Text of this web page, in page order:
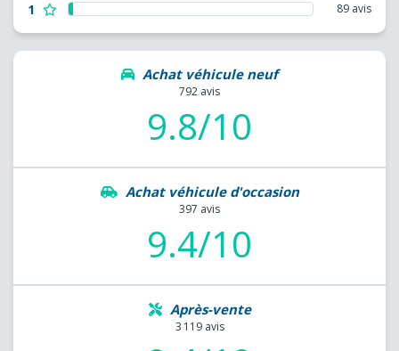
1 89 avis
Achat véhicule neuf
792 avis
9.8/10
Achat véhicule d'occasion
397 avis
9.4/10
Après-vente
3 119 avis